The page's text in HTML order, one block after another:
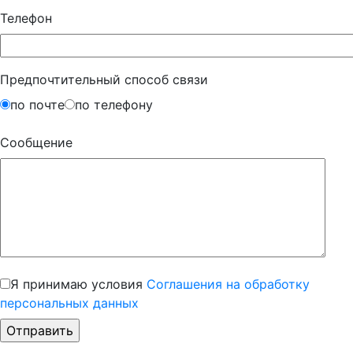
Телефон
Предпочтительный способ связи
по почте
по телефону
Сообщение
Я принимаю условия Соглашения на обработку
персональных данных